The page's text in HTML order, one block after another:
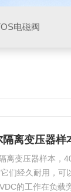
电磁阀
隔离变压器样
离变压器样本，
们经久耐用，可
的工作在负载